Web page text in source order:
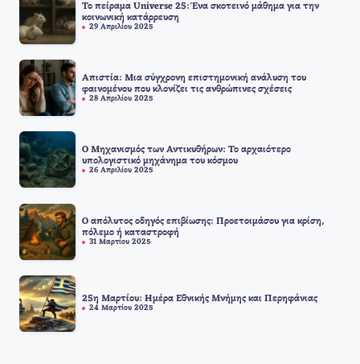
Το πείραμα Universe 25: Ένα σκοτεινό μάθημα για την
κοινωνική κατάρρευση
29 Απριλίου 2025
Απιστία: Μια σύγχρονη επιστημονική ανάλυση του
φαινομένου που κλονίζει τις ανθρώπινες σχέσεις
28 Απριλίου 2025
Ο Μηχανισμός των Αντικυθήρων: Το αρχαιότερο
υπολογιστικό μηχάνημα του κόσμου
26 Απριλίου 2025
Ο απόλυτος οδηγός επιβίωσης: Προετοιμάσου για κρίση,
πόλεμο ή καταστροφή
31 Μαρτίου 2025
25η Μαρτίου: Ημέρα Εθνικής Μνήμης και Περηφάνιας
24 Μαρτίου 2025